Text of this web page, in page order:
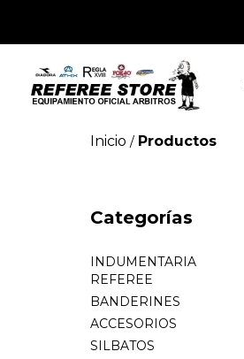
Inicio / Productos
Categorías
INDUMENTARIA
REFEREE
BANDERINES
ACCESORIOS
SILBATOS